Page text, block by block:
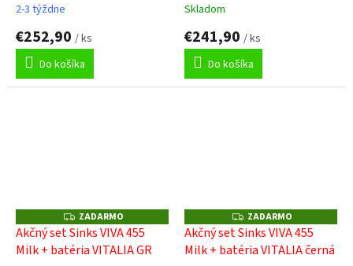
2-3 týždne
€252,90 / ks
Do košíka
Skladom
€241,90 / ks
Do košíka
Z
A
D
A
ZADARMO
Akčný set Sinks VIVA 455
Milk + batéria VITALIA GR
Z
A
D
A
ZADARMO
Akčný set Sinks VIVA 455
Milk + batéria VITALIA černá